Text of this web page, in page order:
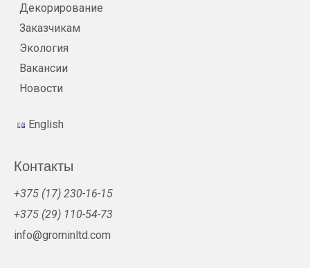
Декорирование
Заказчикам
Экология
Вакансии
Новости
English
Контакты
+375 (17) 230-16-15
+375 (29) 110-54-73
info@grominltd.com